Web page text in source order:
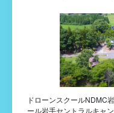
ドローンスクールNDMC
ール岩手セントラルキャ